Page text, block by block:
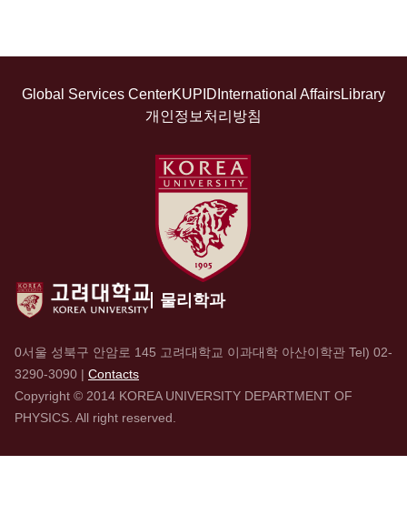
Global Services CenterKUPID International AffairsLibrary
개인정보처리방침
물리학과
0서울 성북구 안암로 145 고려대학교 이과대학 아산이학관 Tel) 02-
3290-3090 | Contacts
Copyright © 2014 KOREA UNIVERSITY DEPARTMENT OF
PHYSICS. All right reserved.